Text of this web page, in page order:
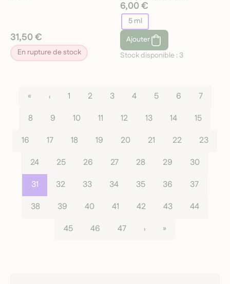
31,50 €
En rupture de stock
6,00 €
5 ml
Ajouter
Stock disponible : 3
« ‹ 1 2 3 4 5 6
7
8
9 10 11 12 13 14
15
16
17 18 19 20 21 22
23
24
25 26 27 28 29
30
31
32 33 34 35 36
37
38
39 40 41 42 43
44
45
46 47 › »